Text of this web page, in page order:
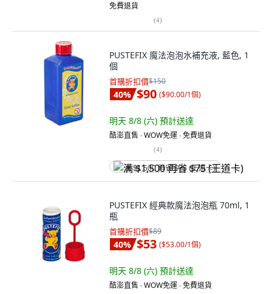
免費退貨
(4)
PUSTEFIX 魔法泡泡水補充液, 藍色, 1
個
首購折扣價$150
40% $90 ($90.00/1個)
明天 8/8 (六) 預計送達
酷澎直售 ∙ WOW免運 ∙ 免費退貨
(4)
满 $1,500 再省 $75 (王道卡)
PUSTEFIX 經典款魔法泡泡瓶 70ml, 1
瓶
首購折扣價$89
40% $53 ($53.00/1個)
明天 8/8 (六) 預計送達
酷澎直售 ∙ WOW免運 ∙ 免費退貨